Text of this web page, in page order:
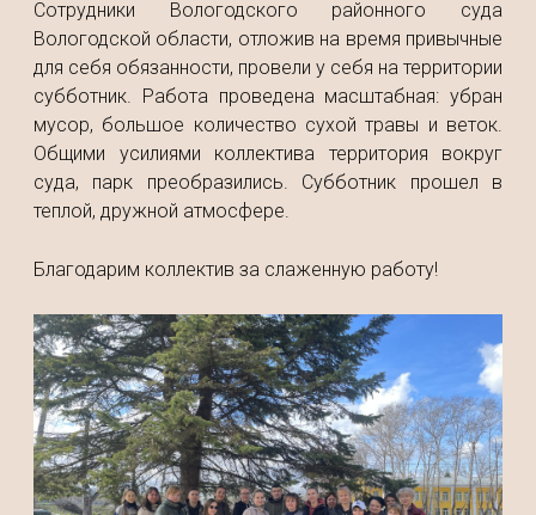
Сотрудники Вологодского районного суда
Вологодской области, отложив на время привычные
для себя обязанности, провели у себя на территории
субботник. Работа проведена масштабная: убран
мусор, большое количество сухой травы и веток.
Общими усилиями коллектива территория вокруг
суда, парк преобразились. Субботник прошел в
теплой, дружной атмосфере.
Благодарим коллектив за слаженную работу!